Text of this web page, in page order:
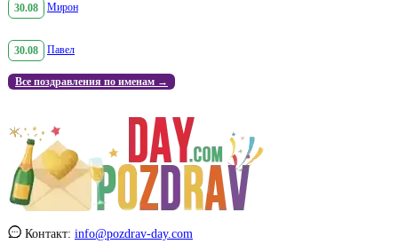
30.08 Мирон
30.08 Павел
Все поздравления по именам →
Контакт: info@pozdrav-day.com